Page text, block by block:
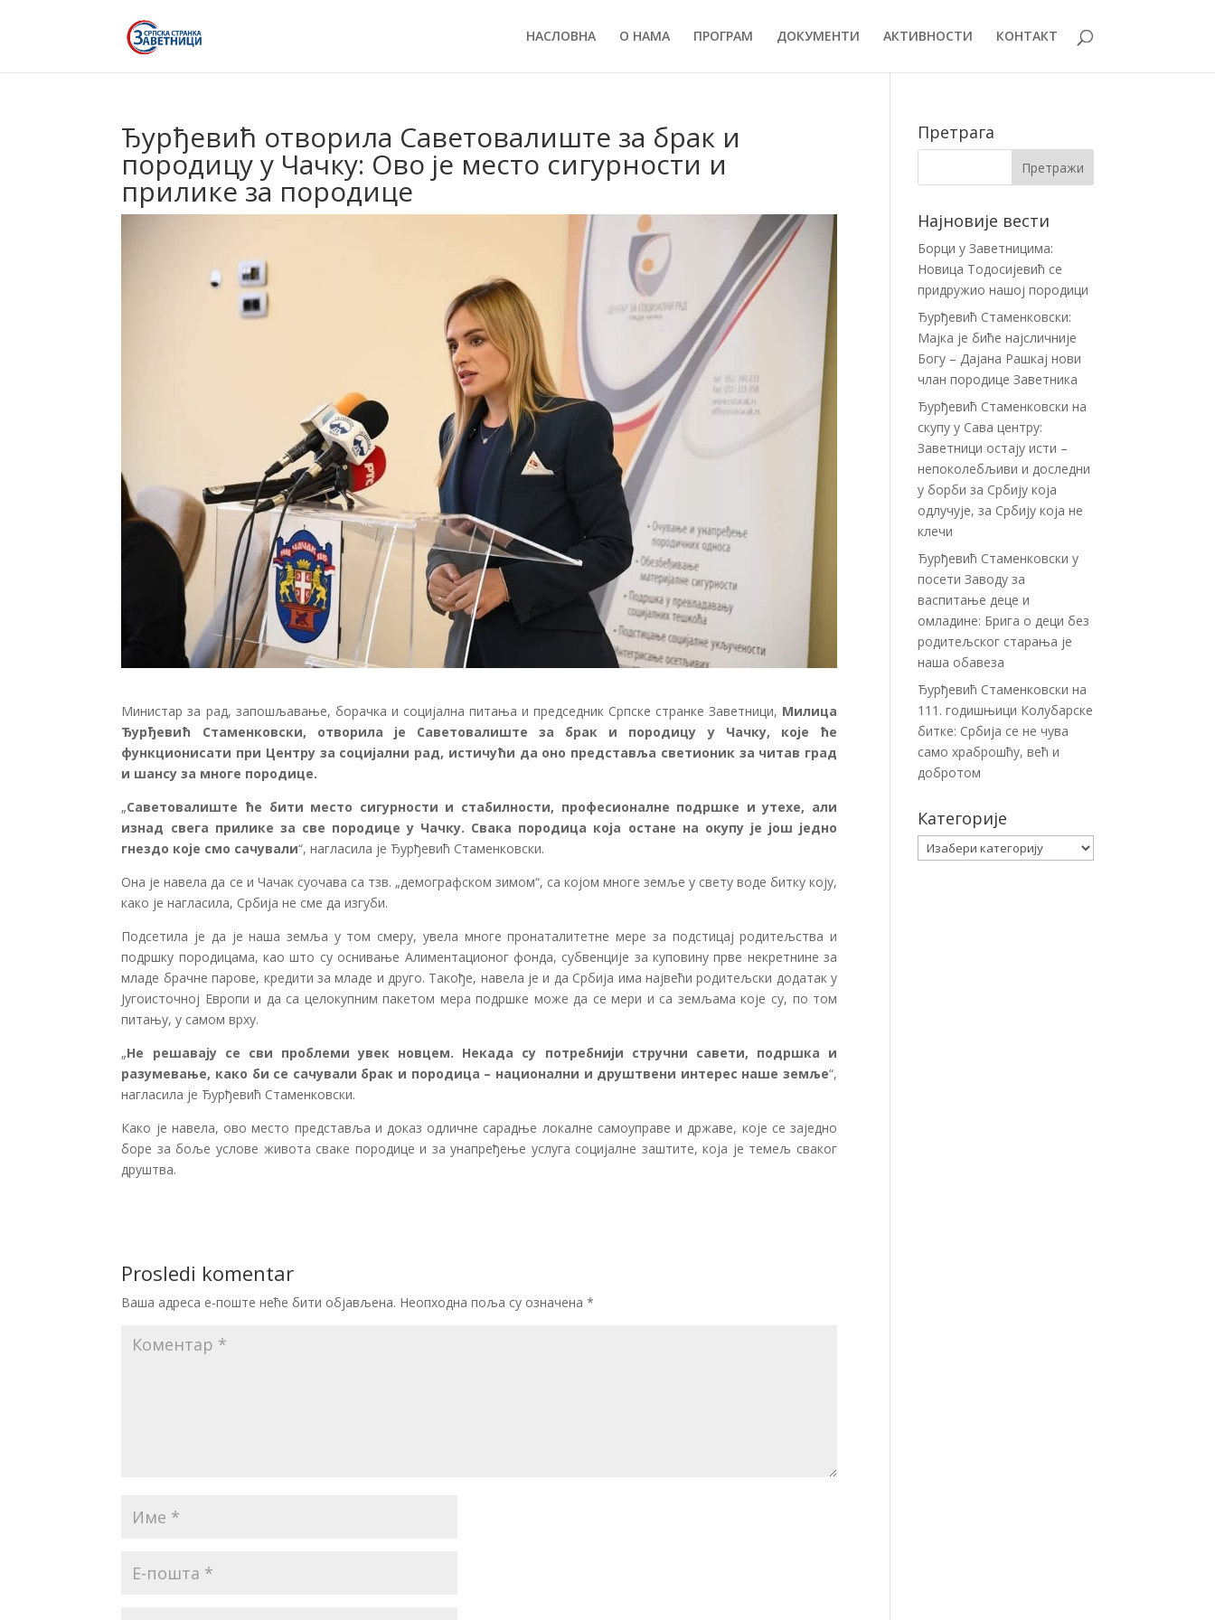
НАСЛОВНА О НАМА ПРОГРАМ ДОКУМЕНТИ АКТИВНОСТИ КОНТАКТ
Ђурђевић отворила Саветовалиште за брак и
породицу у Чачку: Ово је место сигурности и
прилике за породице
Министар за рад, запошљавање, борачка и социјална питања и председник Српске странке Заветници, Милица
Ђурђевић Стаменковски, отворила је Саветовалиште за брак и породицу у Чачку, које ће
функционисати при Центру за социјални рад, истичући да оно представља светионик за читав град
и шансу за многе породице.
„Саветовалиште ће бити место сигурности и стабилности, професионалне подршке и утехе, али
изнад свега прилике за све породице у Чачку. Свака породица која остане на окупу је још једно
гнездо које смо сачували“, нагласила је Ђурђевић Стаменковски.
Она је навела да се и Чачак суочава са тзв. „демографском зимом“, са којом многе земље у свету воде битку коју,
како је нагласила, Србија не сме да изгуби.
Подсетила је да је наша земља у том смеру, увела многе пронаталитетне мере за подстицај родитељства и
подршку породицама, као што су оснивање Алиментационог фонда, субвенције за куповину прве некретнине за
младе брачне парове, кредити за младе и друго. Такође, навела је и да Србија има највећи родитељски додатак у
Југоисточној Европи и да са целокупним пакетом мера подршке може да се мери и са земљама које су, по том
питању, у самом врху.
„Не решавају се сви проблеми увек новцем. Некада су потребнији стручни савети, подршка и
разумевање, како би се сачували брак и породица – национални и друштвени интерес наше земље“,
нагласила је Ђурђевић Стаменковски.
Како је навела, ово место представља и доказ одличне сарадње локалне самоуправе и државе, које се заједно
боре за боље услове живота сваке породице и за унапређење услуга социјалне заштите, која је темељ сваког
друштва.
Prosledi komentar
Ваша адреса е-поште неће бити објављена. Неопходна поља су означена*
Претрага
Најновије вести
Борци у Заветницима:
Новица Тодосијевић се
придружио нашој породици
Ђурђевић Стаменковски:
Мајка је биће најсличније
Богу – Дајана Рашкај нови
члан породице Заветника
Ђурђевић Стаменковски на
скупу у Сава центру:
Заветници остају исти –
непоколебљиви и доследни
у борби за Србију која
одлучује, за Србију која не
клечи
Ђурђевић Стаменковски у
посети Заводу за
васпитање деце и
омладине: Брига о деци без
родитељског старања је
наша обавеза
Ђурђевић Стаменковски на
111. годишњици Колубарске
битке: Србија се не чува
само храброшћу, већ и
добротом
Категорије
Категорије